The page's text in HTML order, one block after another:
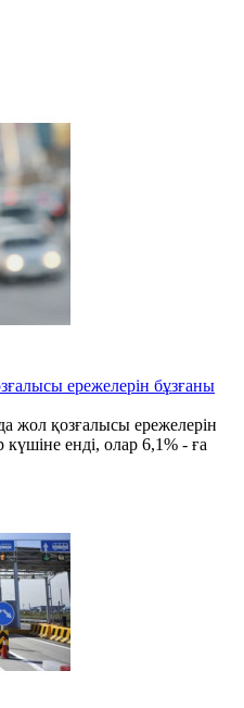
ережелерін бұзғаны
жол қозғалысы ережелерін
енді, олар 6,1% - ға